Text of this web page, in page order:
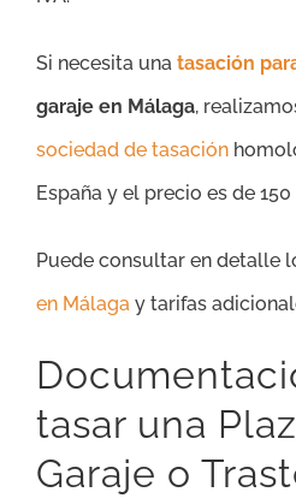
Si necesita una tasación
garaje en Málaga,
sociedad de tasación
España y el precio es de 150
Puede consultar en detalle
en Málaga y tarifas
tasar una
Garaje o